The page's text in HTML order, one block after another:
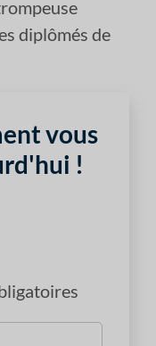
diplômés de
vous
!